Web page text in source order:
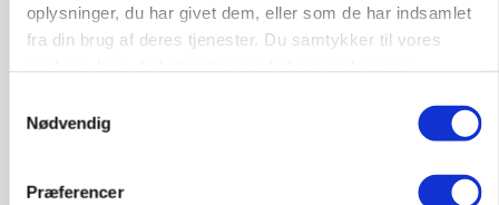
oplysninger, du har givet dem, eller som de har indsamlet
fra din brug af deres tjenester. Du samtykker til vores
Nødvendig
Præferencer
MARKEDSFOKUS
Prisgab på 20 kroner pr. kg vokser: Polsk kylling